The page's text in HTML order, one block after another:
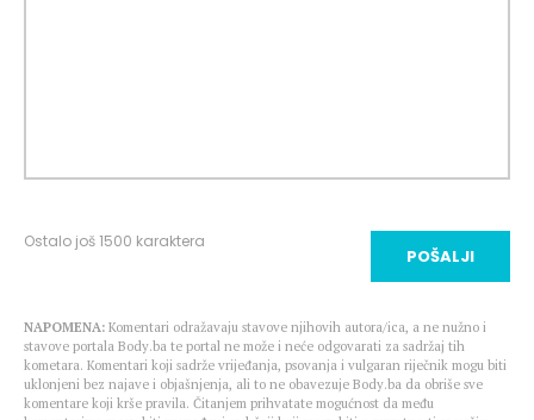
Ostalo još1500 karaktera
POŠALJI
NAPOMENA: Komentari odražavaju stavove njihovih autora/ica, a ne nužno i
stavove portala Body.ba te portal ne može i neće odgovarati za sadržaj tih
kometara. Komentari koji sadrže vrijeđanja, psovanja i vulgaran riječnik mogu biti
uklonjeni bez najave i objašnjenja, ali to ne obavezuje Body.ba da obriše sve
komentare koji krše pravila. Čitanjem prihvatate mogućnost da među